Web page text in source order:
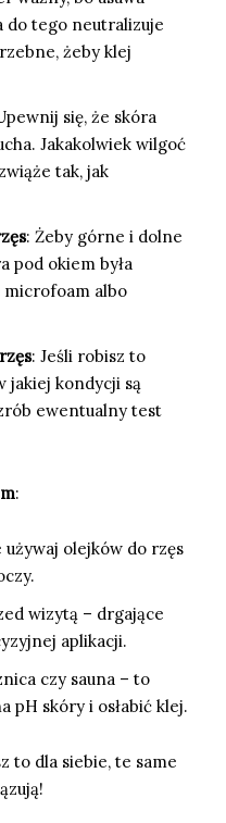
do tego neutralizuje
żeby klej
się, że skóra
Jakakolwiek wilgoć
tak, jak
: Żeby górne i dolne
pod okiem była
albo
: Jeśli robisz to
jakiej kondycji są
ewentualny test
:
olejków do rzęs
wizytą – drgające
aplikacji.
czy sauna – to
pH skóry i osłabić klej.
to dla siebie, te same